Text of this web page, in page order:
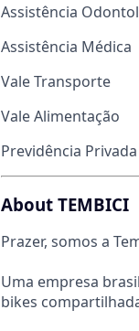
Assistência
Assistência Médica
Vale Transporte
Vale Alimentação
Previdência Privada
About TEMBICI
Prazer, somos a
Uma empresa
bikes